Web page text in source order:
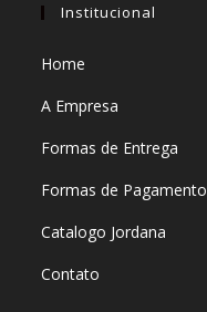
Institucional
Home
A Empresa
Formas de Entrega
Formas de Pagamento
Catalogo Jordana
Contato